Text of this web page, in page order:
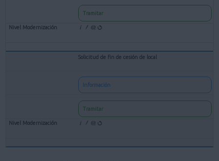
Tramitar
Solicitud de fin de cesión de local
Información
Tramitar